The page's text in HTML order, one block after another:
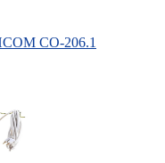
СО-206.1